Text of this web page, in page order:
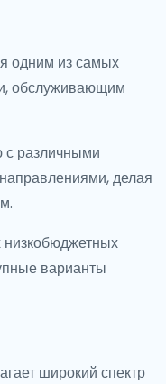
одним из самых
обслуживающим
различными
делая
низкобюджетных
варианты
широкий спектр